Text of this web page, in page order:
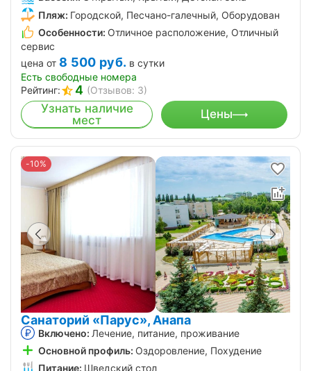
Пляж: Городской, Песчано-галечный, Оборудован
Особенности: Отличное расположение, Отличный
сервис
цена от 8 500 руб. в сутки
Есть свободные номера
Рейтинг:
4 (Отзывов: 3)
Узнать наличие
мест
Цены
-10%
Санаторий «Парус», Анапа
Включено: Лечение, питание, проживание
Основной профиль: Оздоровление, Похудение
Питание: Шведский стол